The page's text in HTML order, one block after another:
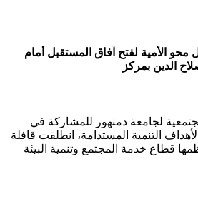
الأمية لفتح آفاق المستقبل أمام
الدين بمركز
لجامعة دمنهور للمشاركة في
التنمية المستدامة، انطلقت قافلة
قطاع خدمة المجتمع وتنمية البيئة